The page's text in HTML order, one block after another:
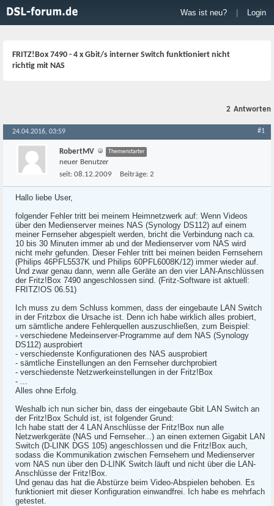
Was ist neu? Login
FRITZ!Box 7490 - 4 x Gbit/s interner Switch funktioniert nicht
richtig mit NAS
2 Antworten
24.04.2016, 03:59 #1
RobertMV Themenstarter
neuer Benutzer
seit: 08.12.2009 Beiträge: 2
Hallo liebe User,
folgender Fehler tritt bei meinem Heimnetzwerk auf: Wenn Videos
über den Medienserver meines NAS (Synology DS112) auf einem
meiner Fernseher abgespielt werden, bricht die Verbindung nach ca.
10 bis 30 Minuten immer ab und der Medienserver vom NAS wird
nicht mehr gefunden. Dieser Fehler tritt bei meinen beiden Fernsehern
(Philips 46PFL5537K und Philips 60PFL6008K/12) immer wieder auf.
Und zwar genau dann, wenn alle Geräte an den vier LAN-Anschlüssen
der Fritz!Box 7490 angeschlossen sind. (Fritz-Software ist aktuell:
FRITZ!OS 06.51)
Ich muss zu dem Schluss kommen, dass der eingebaute LAN Switch
in der Fritzbox die Ursache ist. Denn ich habe wirklich alles probiert,
um sämtliche andere Fehlerquellen auszuschließen, zum Beispiel:
- verschiedene Medeinserver-Programme auf dem NAS (Synology
DS112) ausprobiert
- verschiedenste Konfigurationen des NAS ausprobiert
- sämtliche Einstellungen an den Fernseher durchprobiert
- verschiedenste Netzwerkeinstellungen in der Fritz!Box
- ...
Alles ohne Erfolg.
Weshalb ich nun sicher bin, dass der eingebaute Gbit LAN Switch an
der Fritz!Box Schuld ist, ist folgender Grund:
Ich habe statt der 4 LAN Anschlüsse der Fritz!Box nun alle
Netzwerkgeräte (NAS und Fernseher...) an einen externen Gigabit LAN
Switch (D-LINK DGS 105) angeschlossen und die Fritz!Box auch,
sodass die Kommunikation zwischen Fernsehern und Medienserver
vom NAS nun über den D-LINK Switch läuft und nicht über die LAN-
Anschlüsse der Fritz!Box.
Und genau das hat die Abstürze beim Video-Abspielen behoben. Es
funktioniert mit dieser Konfiguration einwandfrei. Ich habe es mehrfach
getestet.